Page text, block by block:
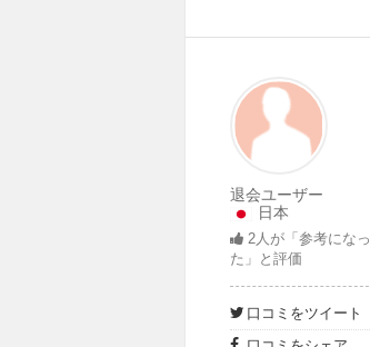
退会ユーザー
日本
2人が「参考になっ
た」と評価
口コミをツイート